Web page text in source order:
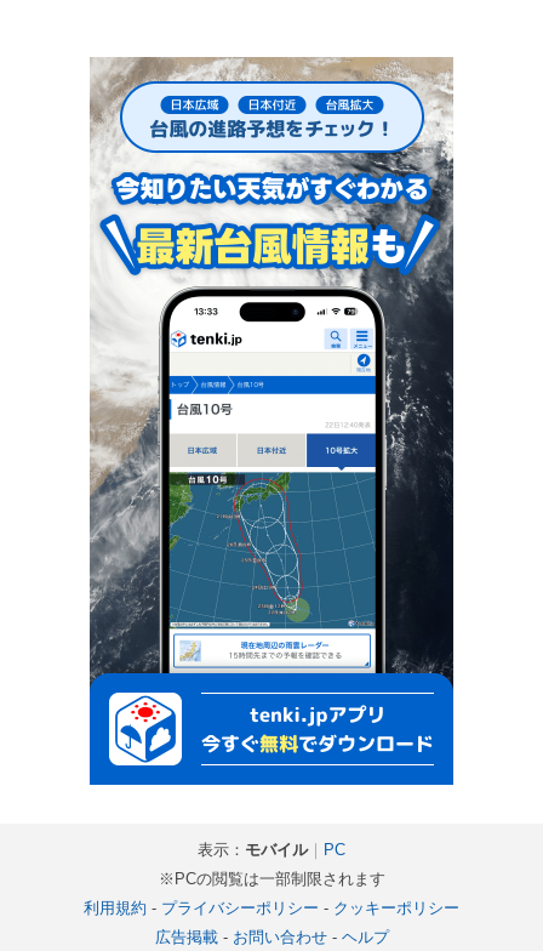
表示： モバイル｜ PC
※PCの閲覧は一部制限されます
利用規約 - プライバシーポリシー - クッキーポリシー
広告掲載- お問い合わせ- ヘルプ